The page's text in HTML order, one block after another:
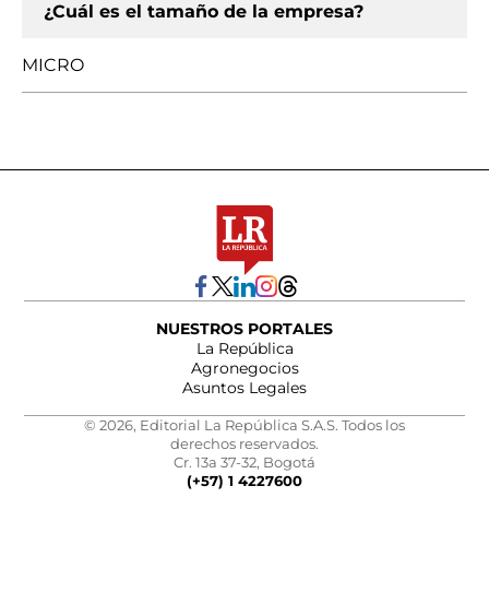
¿Cuál es el tamaño de la empresa?
MICRO
NUESTROS PORTALES
La República
Agronegocios
Asuntos Legales
© 2026, Editorial La República S.A.S. Todos los
derechos reservados.
Cr. 13a 37-32, Bogotá
(+57) 1 4227600